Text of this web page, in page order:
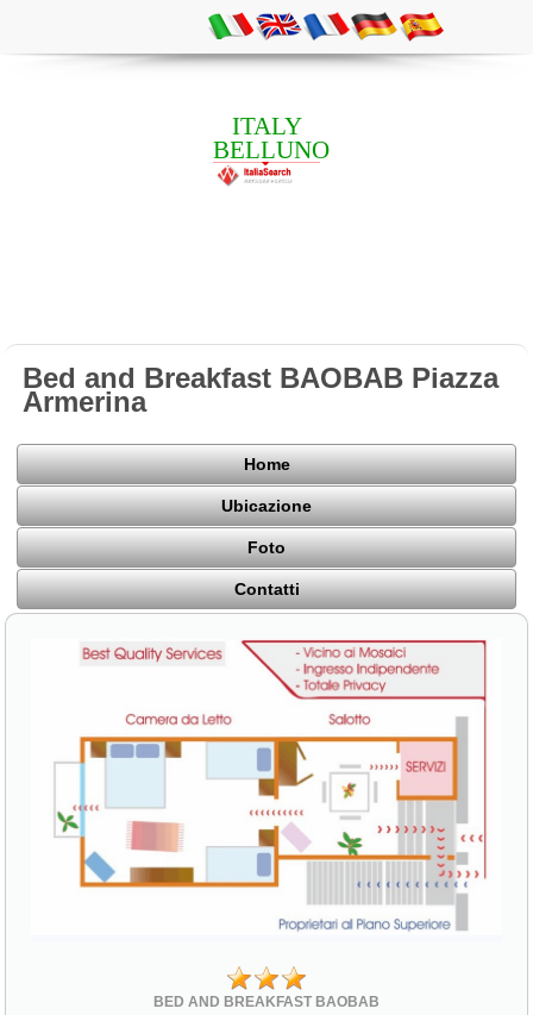
ITALY
BELLUNO
Bed and Breakfast BAOBAB Piazza
Armerina
Home
Ubicazione
Foto
Contatti
BED AND BREAKFAST BAOBAB